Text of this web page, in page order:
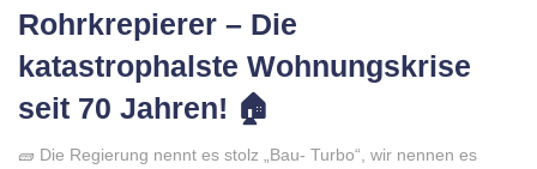
Rohrkrepierer – Die
katastrophalste Wohnungskrise
seit 70 Jahren! 🏠
🧱 Die Regierung nennt es stolz „Bau- Turbo“, wir nennen es